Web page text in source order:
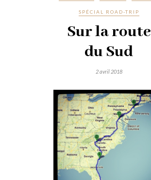
SPÉCIAL ROAD-TRIP
Sur la route
du Sud
2 avril 2018